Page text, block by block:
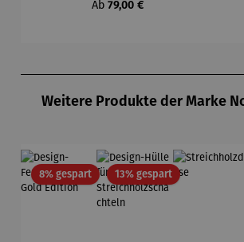
Regulärer Preis:
Ab 79,00 €
Weitere Produkte der Marke
8% gespartRabatt13% gespartRabatt